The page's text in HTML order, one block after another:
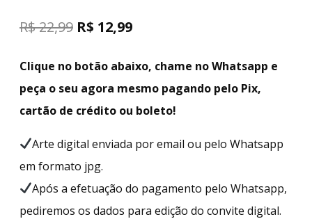
R$22,99 R$ 12,99
Clique no botão abaixo, chame no Whatsapp e
peça o seu agora mesmo pagando pelo Pix,
cartão de crédito ou boleto!
Arte digital enviada por email ou pelo Whatsapp
em formato jpg.
Após a efetuação do pagamento pelo Whatsapp,
pediremos os dados para edição do convite digital.